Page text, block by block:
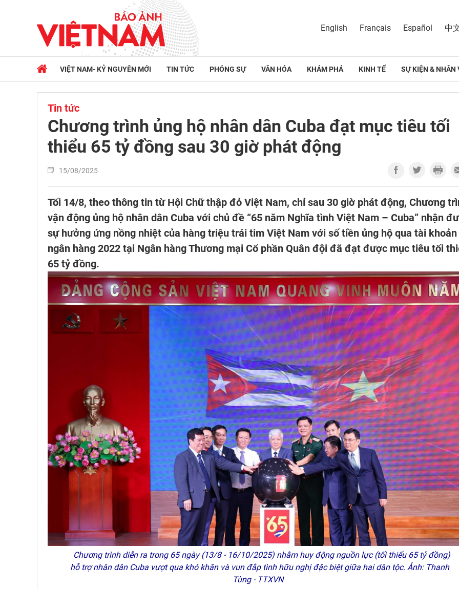
English Français Español 中
VIỆT NAM- KỶ NGUYÊN MỚI TIN TỨC PHÓNG SỰ VĂN HÓA KHÁM PHÁ KINH TẾ SỰ KIỆN & NHÂN
Tin tức
Chương trình ủng hộ nhân dân Cuba đạt mục tiêu tối
thiểu 65 tỷ đồng sau 30 giờ phát động
15/08/2025
Tối 14/8, theo thông tin từ Hội Chữ thập đỏ Việt Nam, chỉ sau 30 giờ phát động, Chương
vận động ủng hộ nhân dân Cuba với chủ đề “65 năm Nghĩa tình Việt Nam – Cuba” nhận
sự hưởng ứng nồng nhiệt của hàng triệu trái tim Việt Nam với số tiền ủng hộ qua tài khoản
ngân hàng 2022 tại Ngân hàng Thương mại Cổ phần Quân đội đã đạt được mục tiêu tối
65 tỷ đồng.
Chương trình diễn ra trong 65 ngày (13/8 - 16/10/2025) nhằm huy động nguồn lực (tối thiểu 65 tỷ đồng)
hỗ trợ nhân dân Cuba vượt qua khó khăn và vun đắp tình hữu nghị đặc biệt giữa hai dân tộc. Ảnh: Thanh
Tùng - TTXVN